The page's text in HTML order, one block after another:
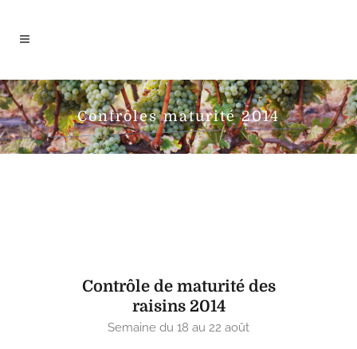
Contrôles maturité 2014
Contrôle de maturité des
raisins 2014
Semaine du 18 au 22 août